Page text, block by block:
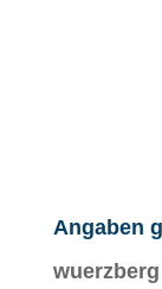
Angaben